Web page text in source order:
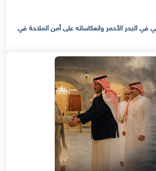
في البحر الأحمر وانعكاساته على أمن الملاحة في